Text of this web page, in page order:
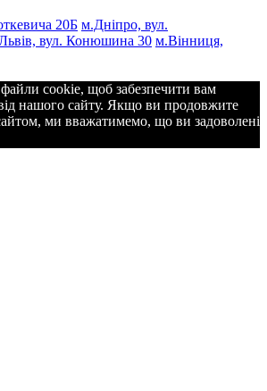
20Б м.Дніпро, вул.
вул. Конюшина 30 м.Вінниця,
cookie, щоб забезпечити вам
нашого сайту. Якщо ви продовжите
ми вважатимемо, що ви задоволені